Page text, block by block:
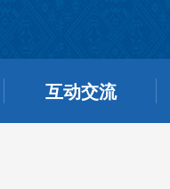
互动交流